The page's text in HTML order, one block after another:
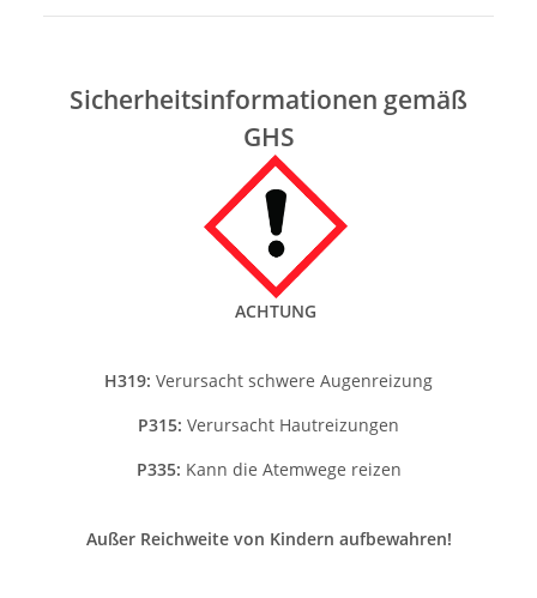
Sicherheitsinformationen gemäß
GHS
ACHTUNG
H319: Verursacht schwere Augenreizung
P315: Verursacht Hautreizungen
P335: Kann die Atemwege reizen
Außer Reichweite von Kindern aufbewahren!